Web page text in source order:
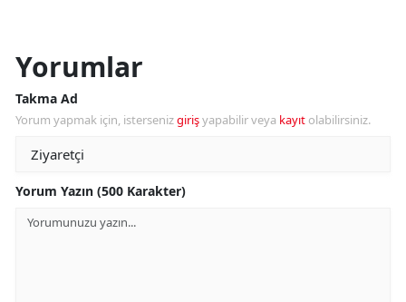
Yorumlar
Takma Ad
Yorum yapmak için, istersenizgirişyapabilir veya kayıt olabilirsiniz.
Yorum Yazın (500 Karakter)